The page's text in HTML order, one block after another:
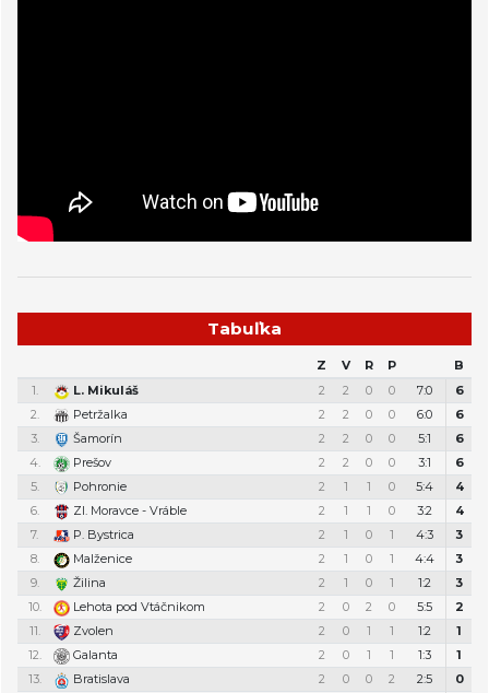
Tabuľka
Z V R P
B
1.
L. Mikuláš 2 2 0 0 7:0
6
2.
Petržalka 2 2 0 0 6:0
6
3.
Šamorín 2 2 0 0 5:1
6
4.
Prešov 2 2 0 0 3:1
6
5.
Pohronie 2 1 1 0 5:4
4
6.
Zl. Moravce - Vráble 2 1 1 0 3:2
4
7.
P. Bystrica 2 1 0 1 4:3
3
8.
Malženice 2 1 0 1 4:4
3
9.
Žilina 2 1 0 1 1:2
3
10.
Lehota pod Vtáčnikom 2 0 2 0 5:5
2
11.
Zvolen 2 0 1 1 1:2
1
12.
Galanta 2 0 1 1 1:3
1
13.
Bratislava 2 0 0 2 2:5
0